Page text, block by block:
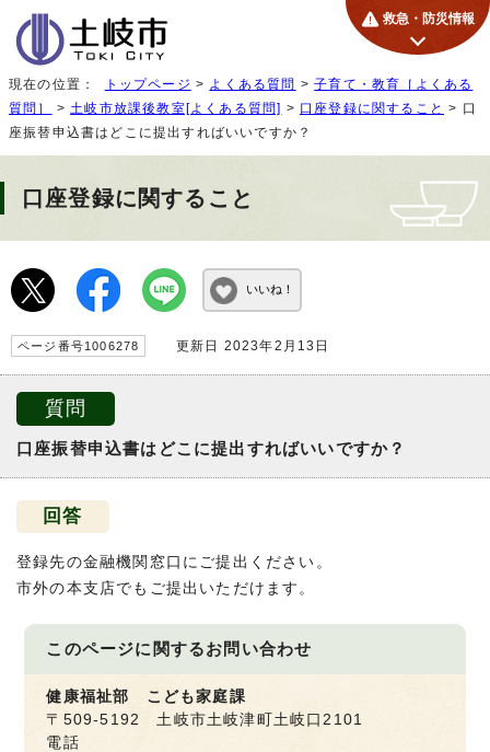
救急・防災情報
現在の位置： トップページ > よくある質問 >子育て・教育［よくある
質問］
>土岐市放課後教室[よくある質問] > 口座登録に関すること > 口
座振替申込書はどこに提出すればいいですか？
口座登録に関すること
いいね！
ページ番号1006278 更新日 2023年2月13日
質問
口座振替申込書はどこに提出すればいいですか？
回答
登録先の金融機関窓口にご提出ください。
市外の本支店でもご提出いただけます。
このページに関するお問い合わせ
健康福祉部 こども家庭課
〒509-5192 土岐市土岐津町土岐口2101
電話